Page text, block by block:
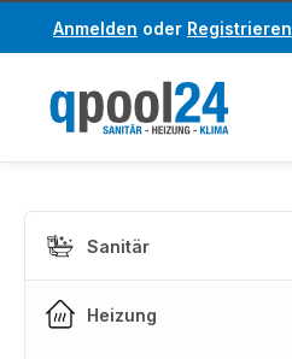
Hauptinhalt springen
Zur Suche springen
Anmelden oder Registrieren
Sanitär
Heizung